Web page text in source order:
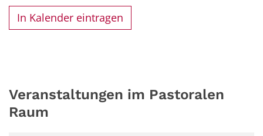
In Kalender eintragen
Veranstaltungen im Pastoralen
Raum